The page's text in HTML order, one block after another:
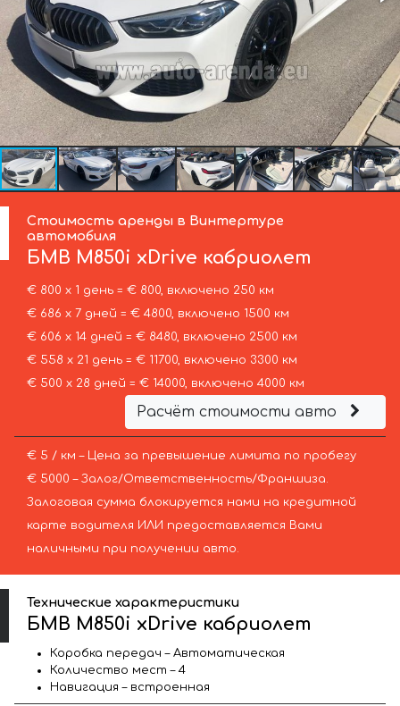
Стоимость аренды в Винтертуре
автомобиля
БМВ M850i xDrive кабриолет
€ 800 х 1 день = € 800, включено 250 км
€ 686 х 7 дней = € 4800, включено 1500 км
€ 606 х 14 дней = € 8480, включено 2500 км
€ 558 х 21 день = € 11700, включено 3300 км
€ 500 х 28 дней = € 14000, включено 4000 км
Расчёт стоимости авто
€ 5 / км – Цена за превышение лимита по пробегу
€ 5000 – Залог/Ответственность/Франшиза.
Залоговая сумма блокируется нами на кредитной
карте водителя ИЛИ предоставляется Вами
наличными при получении авто.
Технические характеристики
БМВ M850i xDrive кабриолет
Коробка передач – Автоматическая
Количество мест – 4
Навигация – встроенная